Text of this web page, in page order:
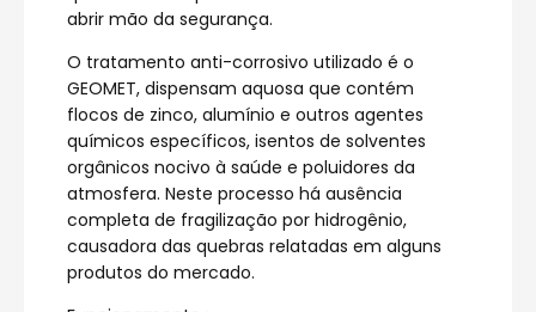
abrir mão da segurança.
O tratamento anti-corrosivo utilizado é o
GEOMET, dispensam aquosa que contém
flocos de zinco, alumínio e outros agentes
químicos específicos, isentos de solventes
orgânicos nocivo à saúde e poluidores da
atmosfera. Neste processo há ausência
completa de fragilização por hidrogênio,
causadora das quebras relatadas em alguns
produtos do mercado.